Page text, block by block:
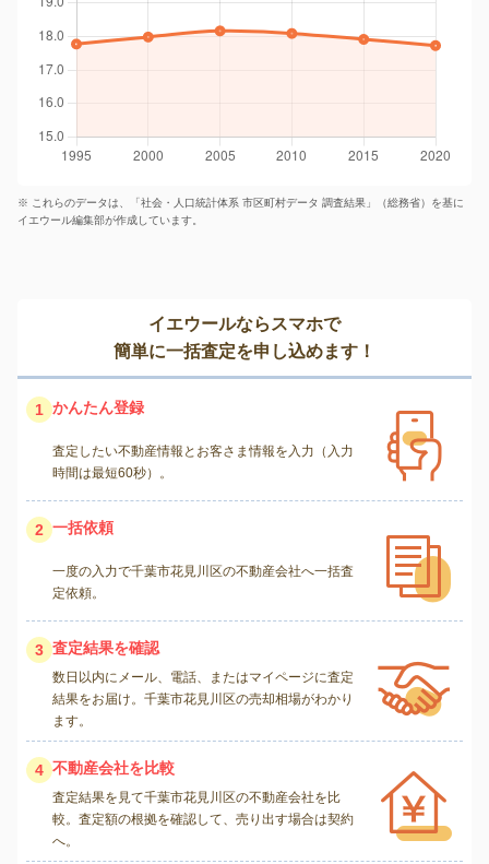
※ これらのデータは、「社会・人口統計体系 市区町村データ 調査結果」（総務省）を基に
イエウール編集部が作成しています。
イエウールならスマホで
簡単に一括査定を申し込めます！
1 かんたん登録
査定したい不動産情報とお客さま情報を入力（入力
時間は最短60秒）。
2 一括依頼
一度の入力で千葉市花見川区の不動産会社へ一括査
定依頼。
3 査定結果を確認
数日以内にメール、電話、またはマイページに査定
結果をお届け。千葉市花見川区の売却相場がわかり
ます。
4 不動産会社を比較
査定結果を見て千葉市花見川区の不動産会社を比
較。査定額の根拠を確認して、売り出す場合は契約
へ。